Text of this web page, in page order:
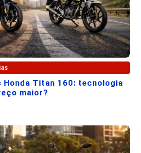
Honda Titan 160: tecnologia
maior?